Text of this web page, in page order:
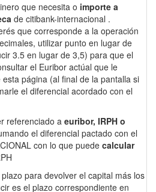
que necesita o importe a
de citibank-internacional .
que corresponde a la operación
utilizar punto en lugar de
3.5 en lugar de 3,5) para que el
el Euribor actúal que le
página (al final de la pantalla si
el diferencial acordado con el
referenciado a euribor, IRPH o
el diferencial pactado con el
con lo que puede calcular
para devolver el capital más los
es el plazo correspondiente en